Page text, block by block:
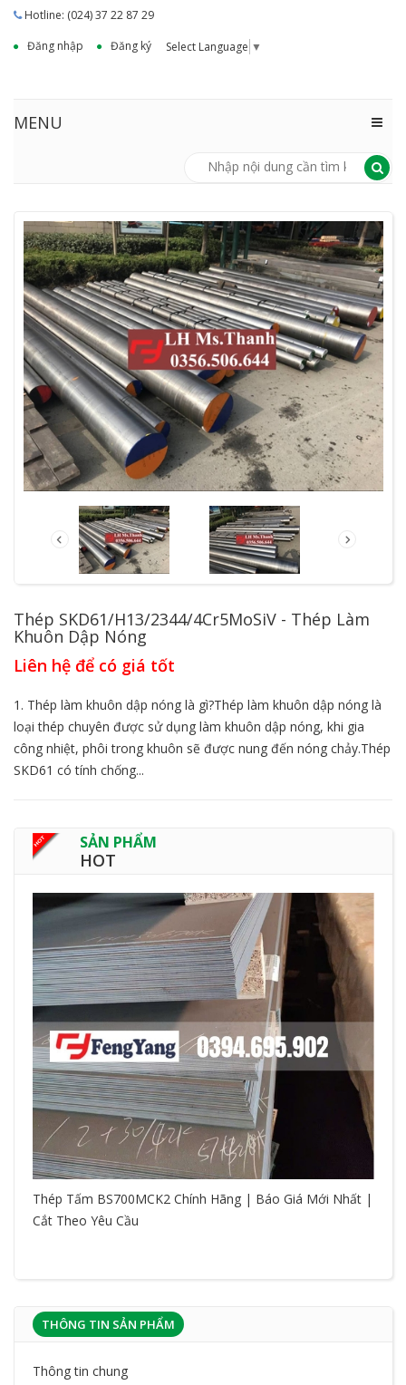
Hotline: (024) 37 22 87 29
Đăng nhập
Đăng ký Select Language ▼
MENU
Thép SKD61/H13/2344/4Cr5MoSiV - Thép Làm
Khuôn Dập Nóng
Liên hệ để có giá tốt
1. Thép làm khuôn dập nóng là gì?Thép làm khuôn dập nóng là
loại thép chuyên được sử dụng làm khuôn dập nóng, khi gia
công nhiệt, phôi trong khuôn sẽ được nung đến nóng chảy.Thép
SKD61 có tính chống...
SẢN PHẨM
HOT
Thép Tấm BS700MCK2 Chính Hãng | Báo Giá Mới Nhất |
Cắt Theo Yêu Cầu
THÔNG TIN SẢN PHẨM
Thông tin chung